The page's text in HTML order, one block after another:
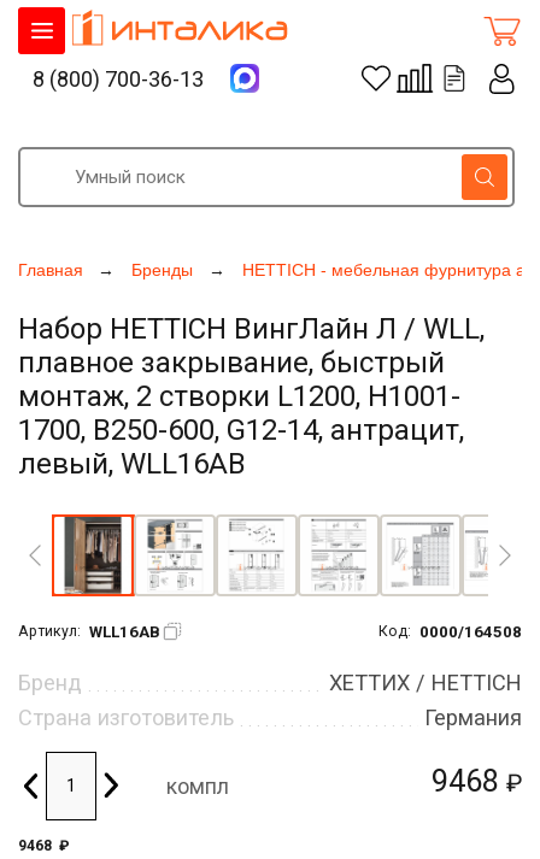
Главная Бренды HETTICH - мебельная фурнитура
Набор HETTICH ВингЛайн Л / WLL,
плавное закрывание, быстрый
монтаж, 2 створки L1200, H1001-
1700, B250-600, G12-14, антрацит,
левый, WLL16AB
Артикул: WLL16AB Код: 0000/164508
9468 ₽
Бренд
ХЕТТИХ / HETTICH
Страна изготовитель
Германия
компл
9468 ₽
8 (800) 700-36-13